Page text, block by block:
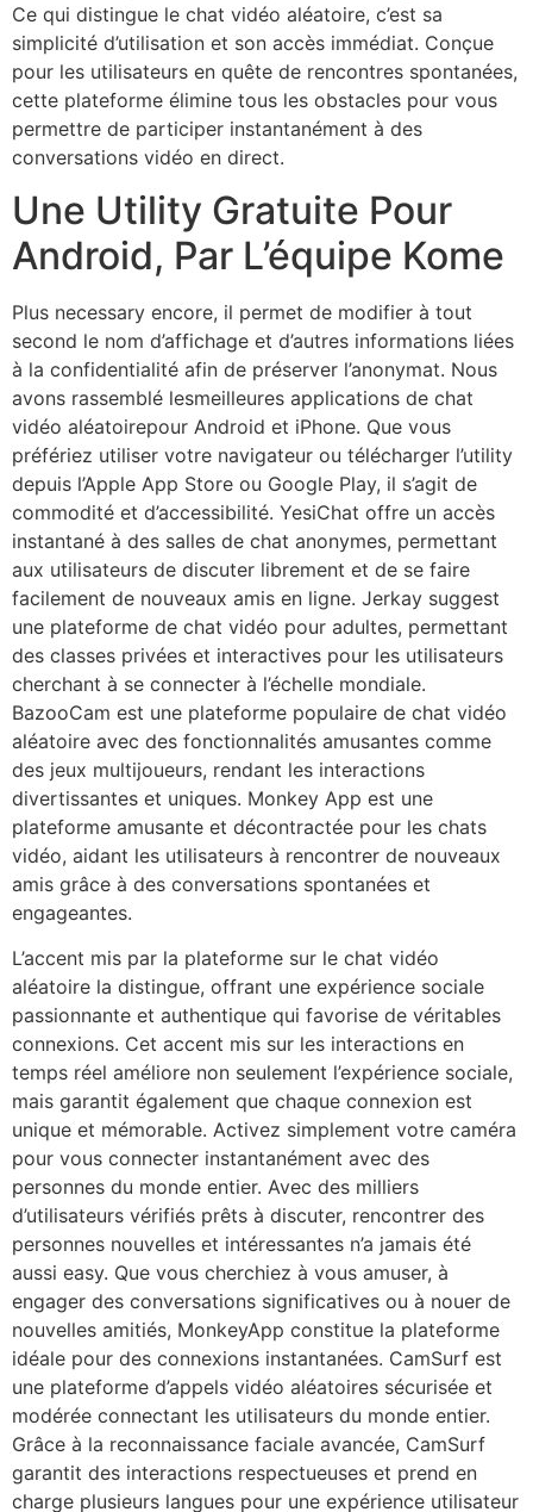
Ce qui distingue le chat vidéo aléatoire, c’est sa
simplicité d’utilisation et son accès immédiat. Conçue
pour les utilisateurs en quête de rencontres spontanées,
cette plateforme élimine tous les obstacles pour vous
permettre de participer instantanément à des
conversations vidéo en direct.
Une Utility Gratuite Pour
Android, Par L’équipe Kome
Plus necessary encore, il permet de modifier à tout
second le nom d’affichage et d’autres informations liées
à la confidentialité afin de préserver l’anonymat. Nous
avons rassemblé lesmeilleures applications de chat
vidéo aléatoirepour Android et iPhone. Que vous
préfériez utiliser votre navigateur ou télécharger l’utility
depuis l’Apple App Store ou Google Play, il s’agit de
commodité et d’accessibilité. YesiChat offre un accès
instantané à des salles de chat anonymes, permettant
aux utilisateurs de discuter librement et de se faire
facilement de nouveaux amis en ligne. Jerkay suggest
une plateforme de chat vidéo pour adultes, permettant
des classes privées et interactives pour les utilisateurs
cherchant à se connecter à l’échelle mondiale.
BazooCam est une plateforme populaire de chat vidéo
aléatoire avec des fonctionnalités amusantes comme
des jeux multijoueurs, rendant les interactions
divertissantes et uniques. Monkey App est une
plateforme amusante et décontractée pour les chats
vidéo, aidant les utilisateurs à rencontrer de nouveaux
amis grâce à des conversations spontanées et
engageantes.
L’accent mis par la plateforme sur le chat vidéo
aléatoire la distingue, offrant une expérience sociale
passionnante et authentique qui favorise de véritables
connexions. Cet accent mis sur les interactions en
temps réel améliore non seulement l’expérience sociale,
mais garantit également que chaque connexion est
unique et mémorable. Activez simplement votre caméra
pour vous connecter instantanément avec des
personnes du monde entier. Avec des milliers
d’utilisateurs vérifiés prêts à discuter, rencontrer des
personnes nouvelles et intéressantes n’a jamais été
aussi easy. Que vous cherchiez à vous amuser, à
engager des conversations significatives ou à nouer de
nouvelles amitiés, MonkeyApp constitue la plateforme
idéale pour des connexions instantanées. CamSurf est
une plateforme d’appels vidéo aléatoires sécurisée et
modérée connectant les utilisateurs du monde entier.
Grâce à la reconnaissance faciale avancée, CamSurf
garantit des interactions respectueuses et prend en
charge plusieurs langues pour une expérience utilisateur